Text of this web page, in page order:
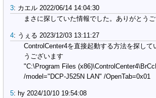
3: カエル 2022/06/14 14:04:30
まさに探していた情報でした。ありがとうご
4: うぇる 2023/12/03 13:11:27
ControlCenter4を直接起動する方法を探して
うございます
"C:\Program Files
/model="DCP-J525N LAN" /OpenTab=0x01
5: hy 2024/10/10 19:54:08